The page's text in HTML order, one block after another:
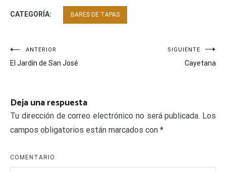
CATEGORÍA: BARES DE TAPAS
Navegación
de
ANTERIOR
El Jardín de San José
SIGUIENTE
Cayetana
Deja una respuesta
Tu dirección de correo electrónico no será publicada. Los
campos obligatorios están marcados con *
COMENTARIO